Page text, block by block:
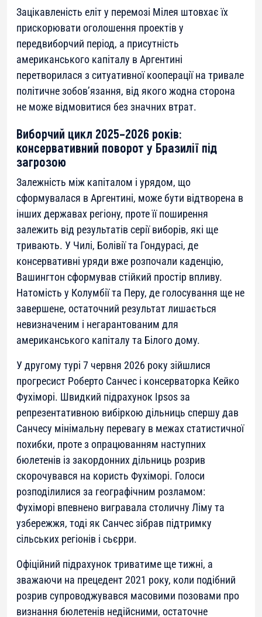
Зацікавленість еліт у перемозі Мілея штовхає їх
прискорювати оголошення проектів у
передвиборчий період, а присутність
американського капіталу в Аргентині
перетворилася з ситуативної кооперації на тривале
політичне зобов’язання, від якого жодна сторона
не може відмовитися без значних втрат.
Виборчий цикл 2025–2026 років:
консервативний поворот у Бразилії під
загрозою
Залежність між капіталом і урядом, що
сформувалася в Аргентині, може бути відтворена в
інших державах регіону, проте її поширення
залежить від результатів серії виборів, які ще
тривають. У Чилі, Болівії та Гондурасі, де
консервативні уряди вже розпочали каденцію,
Вашингтон сформував стійкий простір впливу.
Натомість у Колумбії та Перу, де голосування ще не
завершене, остаточний результат лишається
невизначеним і негарантованим для
американського капіталу та Білого дому.
У другому турі 7 червня 2026 року зійшлися
прогресист Роберто Санчес і консерваторка Кейко
Фухіморі. Швидкий підрахунок Ipsos за
репрезентативною вибіркою дільниць спершу дав
Санчесу мінімальну перевагу в межах статистичної
похибки, проте з опрацюванням наступних
бюлетенів із закордонних дільниць розрив
скорочувався на користь Фухіморі. Голоси
розподілилися за географічним розламом:
Фухіморі впевнено вигравала столичну Ліму та
узбережжя, тоді як Санчес зібрав підтримку
сільських регіонів і сьєрри.
Офіційний підрахунок триватиме ще тижні, а
зважаючи на прецедент 2021 року, коли подібний
розрив супроводжувався масовими позовами про
визнання бюлетенів недійсними, остаточне